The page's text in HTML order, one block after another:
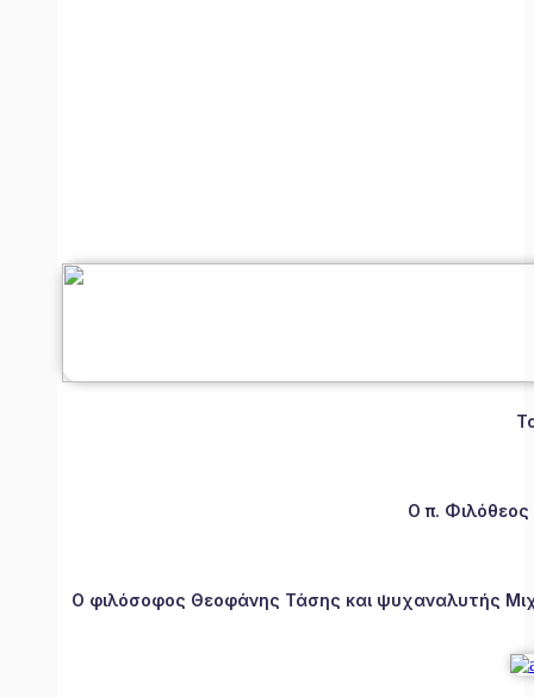
Ο π.
Ο φιλόσοφος Θεοφάνης Τάσης και ψυχαναλυτής